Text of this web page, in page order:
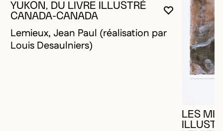
VOUS
FERMER
OUVRIR LA
YUKON, DU LIVRE ILLUSTRÉ
CANADA-CANADA
Lemieux, Jean Paul (réalisation par
Louis Desaulniers)
LES